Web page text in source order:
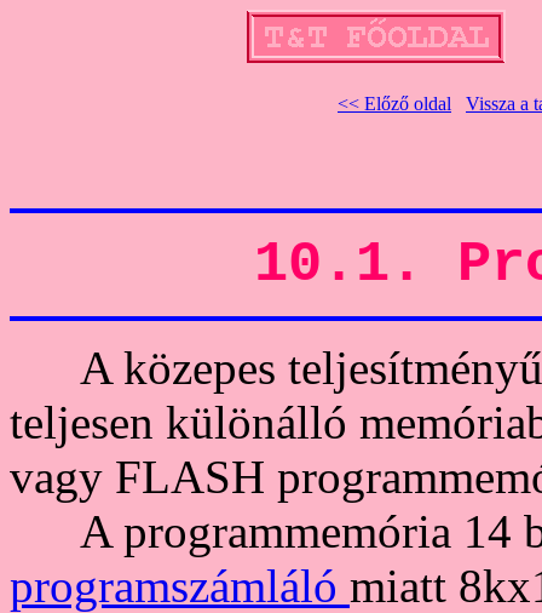
<< Előző oldal Vissza a
10.1.
A közepes
teljesen különálló
vagy FLASH
A programmemória 14
programszámláló miatt